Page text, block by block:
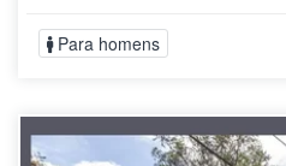
Para homens